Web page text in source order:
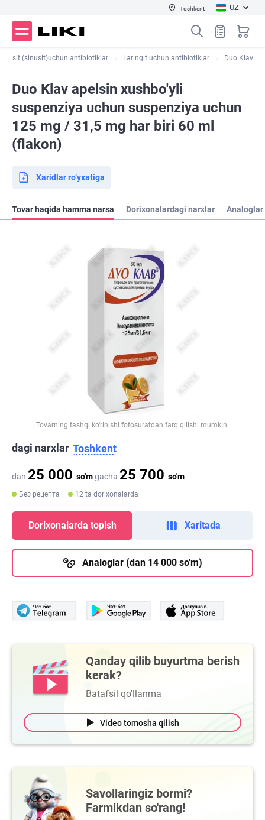
Toshkent UZ
(sinusit)uchun antibiotiklar Laringit uchun antibiotiklar Duo Klav
Duo Klav apelsin xushbo'yli
suspenziya uchun suspenziya uchun
125 mg / 31,5 mg har biri 60 ml
(flakon)
Xaridlar ro‘yxatiga
Tovar haqida hamma narsa Dorixonalardagi narxlar Analoglar
Tovarning tashqi ko‘rinishi fotosuratdan farq qilishi mumkin.
dagi narxlar Toshkent
dan 25 000 so'mgacha 25 700 so'm
Без рецепта 12 ta dorixonalarda
Dorixonalarda topish Xaritada
Analoglar (dan 14 000 so'm)
Qanday qilib buyurtma berish
kerak?
Batafsil qo'llanma
Video tomosha qilish
Savollaringiz bormi?
Farmikdan so'rang!